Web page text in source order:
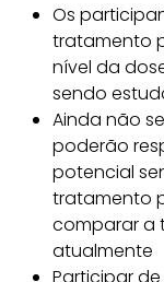
Os
tratamento
nível da
sendo
Ainda não
poderão
potencial
tratamento
comparar a
atualmente
Participar